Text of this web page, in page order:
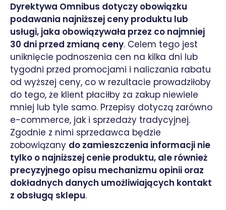
Dyrektywa Omnibus dotyczy obowiązku
podawania najniższej ceny produktu lub
usługi, jaka obowiązywała przez co najmniej
30 dni przed zmianą ceny. Celem tego jest
uniknięcie podnoszenia cen na kilka dni lub
tygodni przed promocjami i naliczania rabatu
od wyższej ceny, co w rezultacie prowadziłoby
do tego, że klient płaciłby za zakup niewiele
mniej lub tyle samo. Przepisy dotyczą zarówno
e-commerce, jak i sprzedaży tradycyjnej.
Zgodnie z nimi sprzedawca będzie
zobowiązany do zamieszczenia informacji nie
tylko o najniższej cenie produktu, ale również
precyzyjnego opisu mechanizmu opinii oraz
dokładnych danych umożliwiających kontakt
z obsługą sklepu.